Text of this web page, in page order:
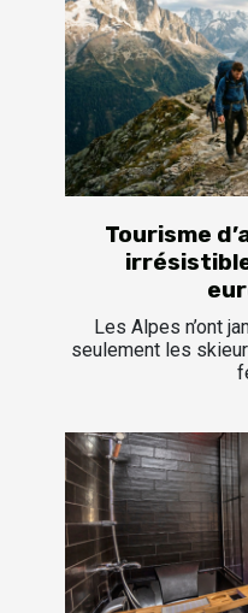
Tourisme
Les Alpes n’ont
seulement les